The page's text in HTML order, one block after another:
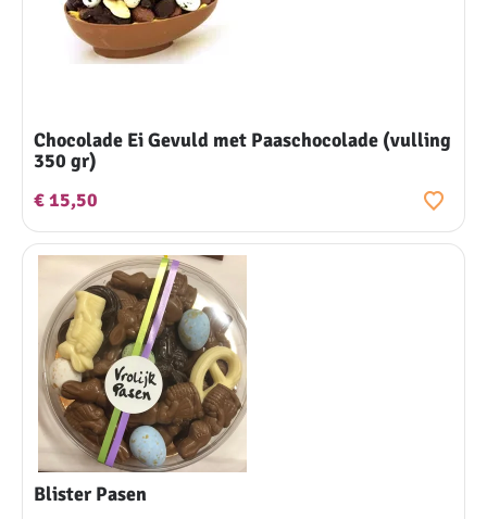
Chocolade Ei Gevuld met Paaschocolade (vulling
350 gr)
€ 15,50
Blister Pasen